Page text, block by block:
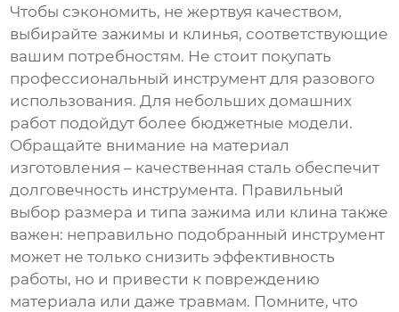
Чтобы сэкономить, не жертвуя качеством,
выбирайте зажимы и клинья, соответствующие
вашим потребностям. Не стоит покупать
профессиональный инструмент для разового
использования. Для небольших домашних
работ подойдут более бюджетные модели.
Обращайте внимание на материал
изготовления – качественная сталь обеспечит
долговечность инструмента. Правильный
выбор размера и типа зажима или клина также
важен: неправильно подобранный инструмент
может не только снизить эффективность
работы, но и привести к повреждению
материала или даже травмам. Помните, что